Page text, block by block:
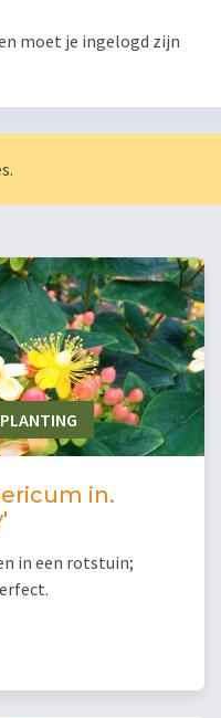
moet je ingelogd zijn
in.
in een rotstuin;